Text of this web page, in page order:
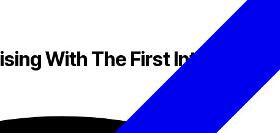
With The First Interactive